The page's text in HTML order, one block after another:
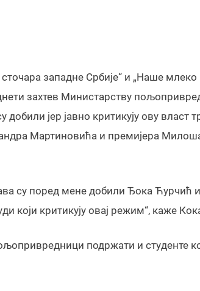
западне Србије“ и „Наше млеко
захтев Министарству
јер јавно критикују ову власт
Мартиновића и премијера
су поред мене добили Ђока Ћурчић
који критикују овај режим“, каже
подржати и студенте